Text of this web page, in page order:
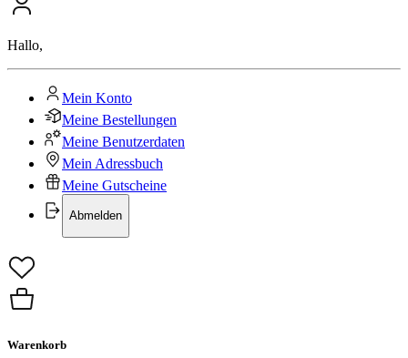
Hallo,
Mein Konto
Meine Bestellungen
Meine Benutzerdaten
Mein Adressbuch
Meine Gutscheine
Abmelden
Warenkorb